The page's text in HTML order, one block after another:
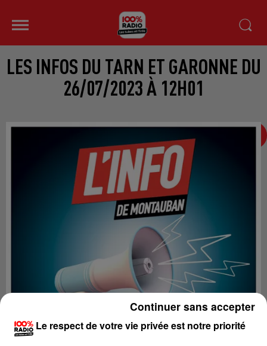
LES INFOS DU TARN ET GARONNE DU
26/07/2023 À 12H01
Le respect de votre vie privée est notre priorité
Continuer sans accepter